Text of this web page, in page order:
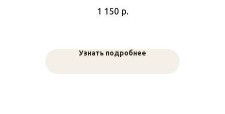
1 150 р.
Узнать подробнее